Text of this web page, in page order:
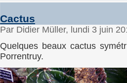
Cactus
Par Didier Müller, lundi 3 juin
Quelques beaux cactus
Porrentruy.